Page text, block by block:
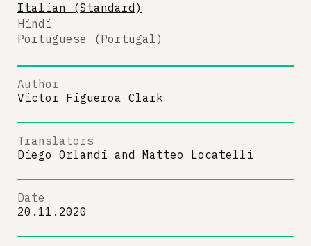
Italian (Standard)
Hindi
Portuguese (Portugal)
Author
Victor Figueroa Clark
Translators
Diego Orlandi and Matteo Locatelli
Date
20.11.2020